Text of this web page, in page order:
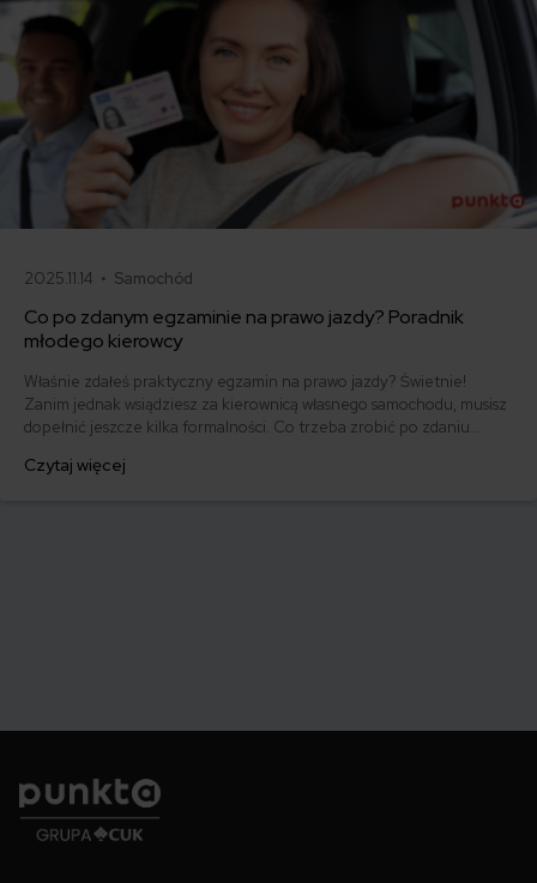
2025.11.14 • Samochód
Co po zdanym egzaminie na prawo jazdy? Poradnik
młodego kierowcy
Właśnie zdałeś praktyczny egzamin na prawo jazdy? Świetnie!
Zanim jednak wsiądziesz za kierownicą własnego samochodu, musisz
dopełnić jeszcze kilka formalności. Co trzeba zrobić po zdaniu
którym szybko załatwisz sprawy urzędowe i będziesz mógł prowadzić
Czytaj więcej